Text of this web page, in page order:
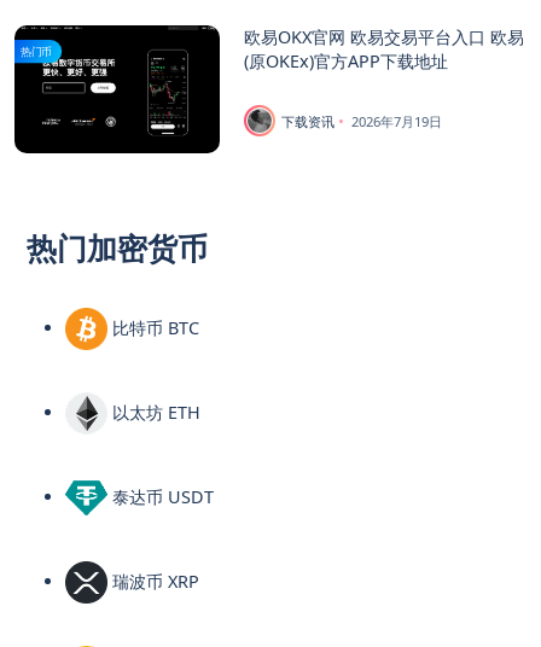
热门币
欧易OKX官网 欧易交易平台入口 欧易
(原OKEx)官方APP下载地址
下载资讯 2026年7月19日
热门加密货币
比特币 BTC
以太坊 ETH
泰达币 USDT
瑞波币 XRP